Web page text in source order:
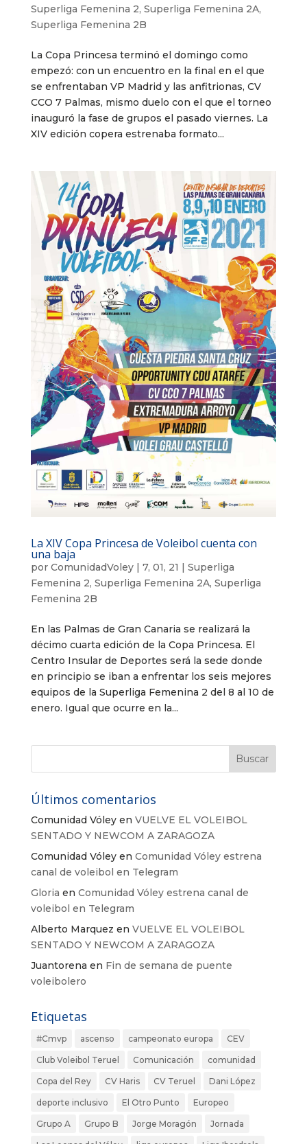
Superliga Femenina 2, Superliga Femenina 2A,
Superliga Femenina 2B
La Copa Princesa terminó el domingo como
empezó: con un encuentro en la final en el que
se enfrentaban VP Madrid y las anfitrionas, CV
CCO 7 Palmas, mismo duelo con el que el torneo
inauguró la fase de grupos el pasado viernes. La
XIV edición copera estrenaba formato...
La XIV Copa Princesa de Voleibol cuenta con
una baja
por ComunidadVoley| 7, 01, 21 | Superliga
Femenina 2, Superliga Femenina 2A, Superliga
Femenina 2B
En las Palmas de Gran Canaria se realizará la
décimo cuarta edición de la Copa Princesa. El
Centro Insular de Deportes será la sede donde
en principio se iban a enfrentar los seis mejores
equipos de la Superliga Femenina 2 del 8 al 10 de
enero. Igual que ocurre en la...
Últimos comentarios
Comunidad Vóleyen VUELVE EL VOLEIBOL
SENTADO Y NEWCOM A ZARAGOZA
Comunidad Vóleyen Comunidad Vóley estrena
canal de voleibol en Telegram
Gloria en Comunidad Vóley estrena canal de
voleibol en Telegram
Alberto Marquez en VUELVE EL VOLEIBOL
SENTADO Y NEWCOM A ZARAGOZA
Juantorena en Fin de semana de puente
voleibolero
Etiquetas
#Cmvp ascenso campeonato europa CEV
Club Voleibol Teruel Comunicación comunidad
Copa del Rey CV Haris CV Teruel Dani López
deporte inclusivo El Otro Punto Europeo
Grupo A Grupo B Jorge Moragón Jornada